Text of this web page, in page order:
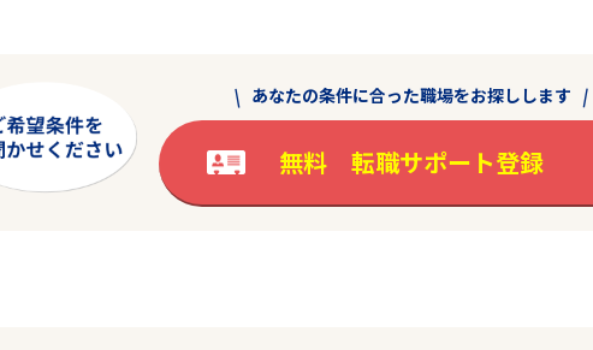
あなたの条件に合った職場をお探しします
無料 転職サポート登録